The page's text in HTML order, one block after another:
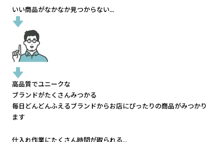
いい商品がなかなか見つからない...
高品質でユニークな
ブランドがたくさんみつかる
毎日どんどんふえるブランドからお店にぴったりの商品がみつかり
ます
仕入れ作業にたくさん時間が取られる...